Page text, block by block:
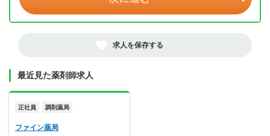
求人を保存する
最近見た薬剤師求人
正社員 調剤薬局
ファイン薬局